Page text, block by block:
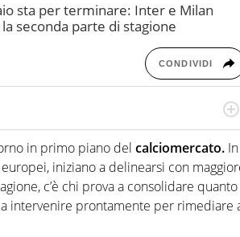
sta per terminare: Inter e Milan
seconda parte di stagione
CONDIVIDI
calcio giocato ma non rinuncia allo
risposte che il rettangolo verde non
in primo piano del calciomercato. In
iniziano a delinearsi con
c’è chi prova a consolidare quanto
intervenire prontamente per rimediare